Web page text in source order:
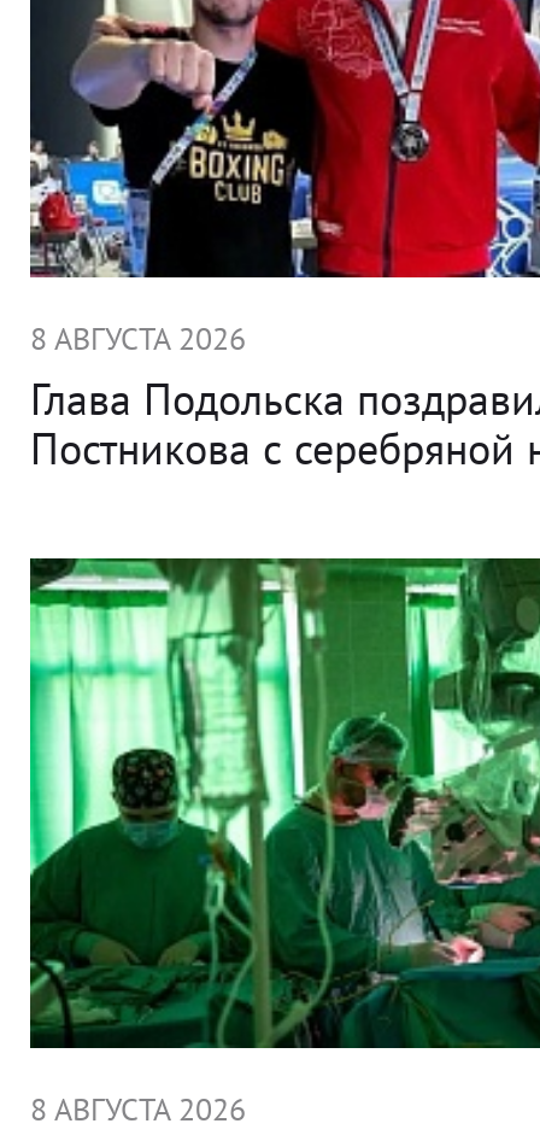
8 АВГУСТА 2026
Глава Подольска
Постникова с серебряной
8 АВГУСТА 2026